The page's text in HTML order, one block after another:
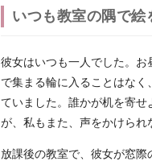
いつも教室の隅で絵
彼女はいつも一人でした。
で集まる輪に入ることはな
ていました。誰かが机を寄
が、私もまた、声をかけられ
放課後の教室で、彼女が窓